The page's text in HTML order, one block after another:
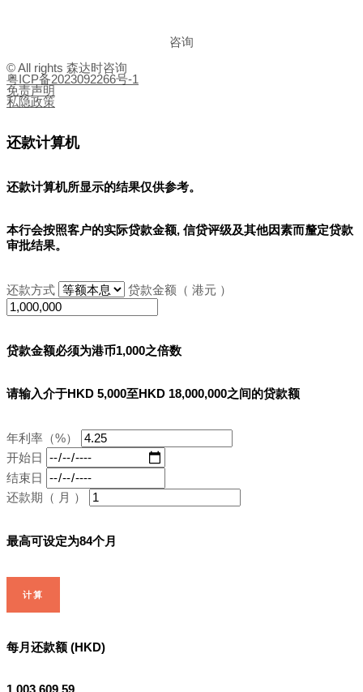
咨询
© All rights 森达时咨询
粤ICP备2023092266号-1
免责声明
私隐政策
还款计算机
还款计算机所显示的结果仅供参考。
本行会按照客户的实际贷款金额, 信贷评级及其他因素而釐定贷款
审批结果。
还款方式 贷款金额（ 港元 ）
贷款金额必须为港币1,000之倍数
请输入介于HKD 5,000至HKD 18,000,000之间的贷款额
年利率（%）
开始日
结束日
还款期（ 月 ）
最高可设定为84个月
计算
每月还款额 (HKD)